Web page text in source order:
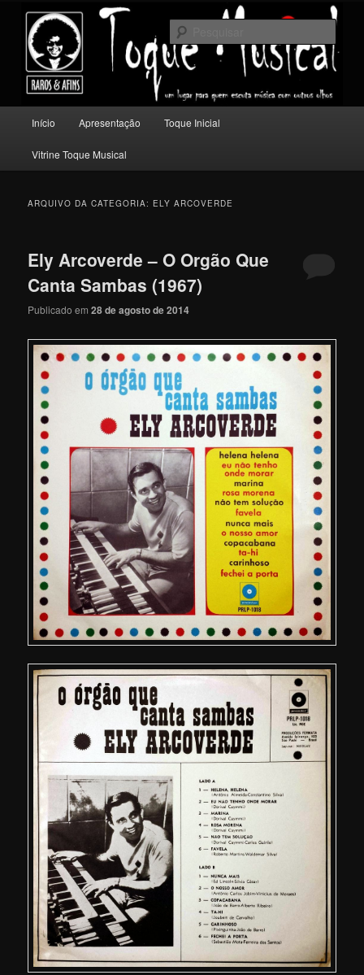
conteúdo
principal
conteúdo
secundário
Toque Musical
Um lugar para quem escuta música com outros olhos.
principal
Início Apresentação Toque Inicial
Vitrine Toque Musical
ARQUIVO DA CATEGORIA: ELY ARCOVERDE
Ely Arcoverde – O Orgão Que
Canta Sambas (1967)
Publicado em28 de agosto de 2014